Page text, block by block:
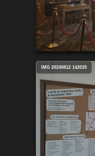
IMG 20240812 142035